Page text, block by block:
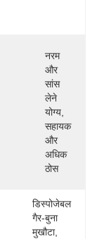
नरम
और
सांस
लेने
योग्य,
सहायक
और
अधिक
ठोस
डिस्पोजेबल
गैर-बुना
मुखौटा,